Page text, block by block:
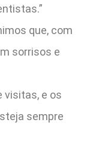
que, com
sorrisos e
visitas, e os
sempre